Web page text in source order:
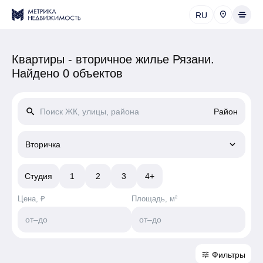
RU
Квартиры - вторичное жилье Рязани.
Найдено 0 объектов
search Район
Вторичка keyboard_arrow_down
Студия 1 2 3 4+
Цена, ₽
от–до
Площадь, м²
от–до
tune Фильтры